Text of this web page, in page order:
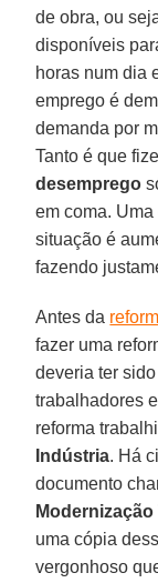
de obra, ou
disponíveis
horas num dia
emprego é
demanda por
Tanto é que
desemprego
em coma.
situação é
fazendo
Antes da
fazer uma
deveria ter
trabalhadores
reforma
Indústria. Há
documento
uma cópia
vergonhoso